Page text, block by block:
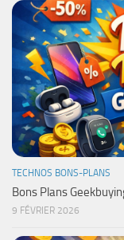
TECHNOS BONS-PLANS
Bons Plans
9 FÉVRIER 2026